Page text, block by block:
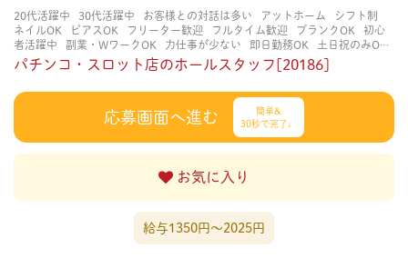
20代活躍中 30代活躍中 お客様との対話は多い アットホーム
シフト制
ネイルOK
ピアスOK フリーター歓迎 フルタイム歓迎 ブランクOK
初心
者活躍中
副業・WワークOK 力仕事が少ない 即日勤務OK
土日祝のみOK
学歴不問
服装自由 未経験・初心者OK 決められた時間できっちり
経験不要
立ち仕事 経験者・有資格者歓迎 自分の都合に合わせやすい
自由
パチンコ・スロット店のホールスタッフ[20186]
応募画面へ進む
簡単&
30秒で完了♩
お気に入り
給与1350円〜2025円